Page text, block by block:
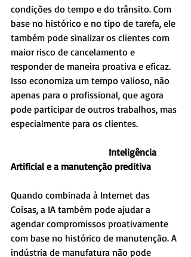
condições do tempo e do trânsito. Com
base no histórico e no tipo de tarefa, ele
também pode sinalizar os clientes com
maior risco de cancelamento e
responder de maneira proativa e eficaz.
Isso economiza um tempo valioso, não
apenas para o profissional, que agora
pode participar de outros trabalhos, mas
especialmente para os clientes.
Artificial e a manutenção preditiva
Quando combinada à Internet das
Coisas, a IA também pode ajudar a
agendar compromissos proativamente
com base no histórico de manutenção. A
indústria de manufatura não pode